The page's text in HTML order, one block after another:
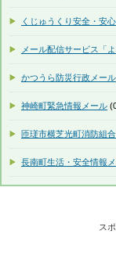
くじゅうくり安全・安
メール配信サービス「よ
かつうら防災行政メール
神崎町緊急情報メール
匝瑳市横芝光町消防組
長南町生活・安全情報
ス